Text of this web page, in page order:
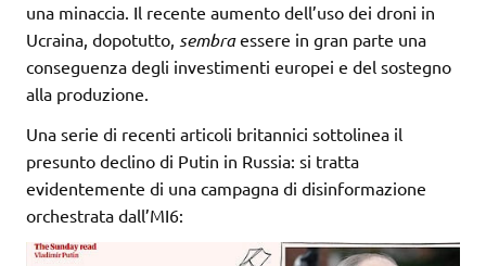
una minaccia. Il recente aumento dell’uso dei droni in
Ucraina, dopotutto, sembraessere in gran parte una
conseguenza degli investimenti europei e del sostegno
alla produzione.
Una serie di recenti articoli britannici sottolinea il
presunto declino di Putin in Russia: si tratta
evidentemente di una campagna di disinformazione
orchestrata dall’MI6: